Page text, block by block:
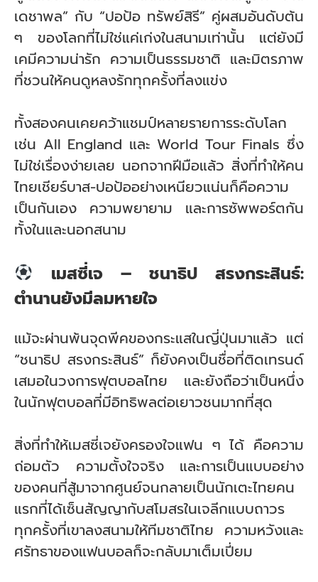
เดชาพล” กับ “ปอป้อ ทรัพย์สิรี” คู่ผสมอันดับต้น
ๆ ของโลกที่ไม่ใช่แค่เก่งในสนามเท่านั้น แต่ยังมี
เคมีความน่ารัก ความเป็นธรรมชาติ และมิตรภาพ
ที่ชวนให้คนดูหลงรักทุกครั้งที่ลงแข่ง
ทั้งสองคนเคยคว้าแชมป์หลายรายการระดับโลก
เช่น All England และ World Tour Finals ซึ่ง
ไม่ใช่เรื่องง่ายเลย นอกจากฝีมือแล้ว สิ่งที่ทำให้คน
ไทยเชียร์บาส-ปอป้ออย่างเหนียวแน่นก็คือความ
เป็นกันเอง ความพยายาม และการซัพพอร์ตกัน
ทั้งในและนอกสนาม
เมสซี่เจ – ชนาธิป สรงกระสินธ์:
ตำนานยังมีลมหายใจ
แม้จะผ่านพ้นจุดพีคของกระแสในญี่ปุ่นมาแล้ว แต่
“ชนาธิป สรงกระสินธ์” ก็ยังคงเป็นชื่อที่ติดเทรนด์
เสมอในวงการฟุตบอลไทย และยังถือว่าเป็นหนึ่ง
ในนักฟุตบอลที่มีอิทธิพลต่อเยาวชนมากที่สุด
สิ่งที่ทำให้เมสซี่เจยังครองใจแฟน ๆ ได้ คือความ
ถ่อมตัว ความตั้งใจจริง และการเป็นแบบอย่าง
ของคนที่สู้มาจากศูนย์จนกลายเป็นนักเตะไทยคน
แรกที่ได้เซ็นสัญญากับสโมสรในเจลีกแบบถาวร
ทุกครั้งที่เขาลงสนามให้ทีมชาติไทย ความหวังและ
ศรัทธาของแฟนบอลก็จะกลับมาเต็มเปี่ยม